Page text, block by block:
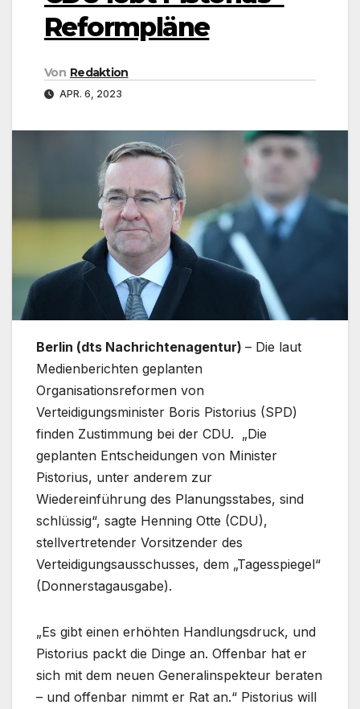
Reformpläne
Von Redaktion
APR. 6, 2023
Berlin (dts Nachrichtenagentur) – Die laut
Medienberichten geplanten
Organisationsreformen von
Verteidigungsminister Boris Pistorius (SPD)
finden Zustimmung bei der CDU. „Die
geplanten Entscheidungen von Minister
Pistorius, unter anderem zur
Wiedereinführung des Planungsstabes, sind
schlüssig“, sagte Henning Otte (CDU),
stellvertretender Vorsitzender des
Verteidigungsausschusses, dem „Tagesspiegel“
(Donnerstagausgabe).
„Es gibt einen erhöhten Handlungsdruck, und
Pistorius packt die Dinge an. Offenbar hat er
sich mit dem neuen Generalinspekteur beraten
– und offenbar nimmt er Rat an.“ Pistorius will